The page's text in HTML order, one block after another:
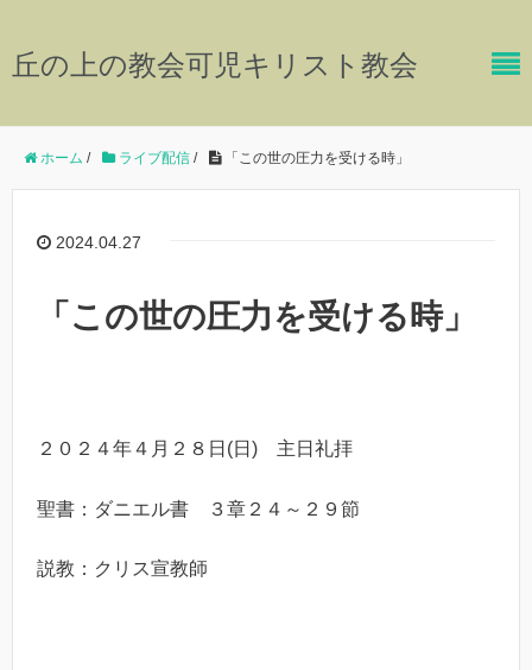
丘の上の教会可児キリスト教会
ホーム / ライブ配信 / 「この世の圧力を受ける時」
2024.04.27
「この世の圧力を受ける時」
２０２４年４月２８日(日) 主日礼拝
聖書：ダニエル書 ３章２４～２９節
説教：クリス宣教師